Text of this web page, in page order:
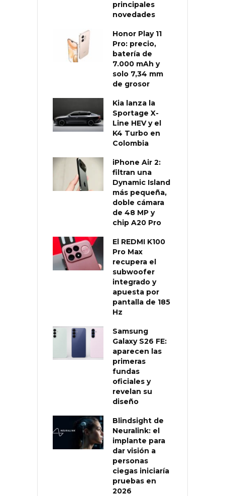
principales
novedades
Honor Play 11
Pro: precio,
batería de
7.000 mAh y
solo 7,34 mm
de grosor
Kia lanza la
Sportage X-
Line HEV y el
K4 Turbo en
Colombia
iPhone Air 2:
filtran una
Dynamic Island
más pequeña,
doble cámara
de 48 MP y
chip A20 Pro
El REDMI K100
Pro Max
recupera el
subwoofer
integrado y
apuesta por
pantalla de 185
Hz
Samsung
Galaxy S26 FE:
aparecen las
primeras
fundas
oficiales y
revelan su
diseño
Blindsight de
Neuralink: el
implante para
dar visión a
personas
ciegas iniciaría
pruebas en
2026